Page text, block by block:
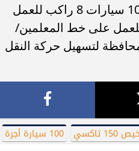
مساكن محطة الكهرباء/ 14 عمارة بجوار ميدان أسماء الله الحسنى و 10 سيارات 8 راكب للعمل
المجذوب/المحطة و10 سيارات 8 راكب للعمل على خط المعلمين/
لتسهيل حركة النقل
150 تاكسي 100 سيارة أجرة